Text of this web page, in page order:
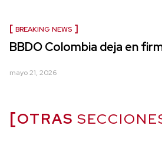
BREAKING NEWS
BBDO Colombia deja en
mayo 21, 2026
OTRAS